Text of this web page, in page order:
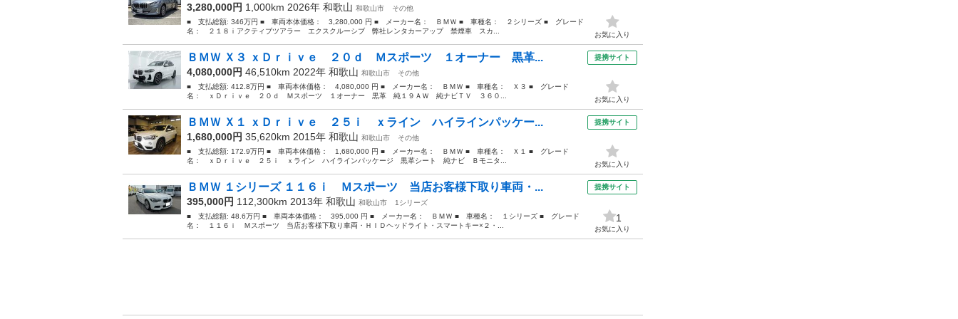
3,280,000円 1,000km 2026年 和歌山 和歌山市
その他
■ 支払総額: 346万円 ■ 車両本体価格： 3,280,000 円 ■ メーカー名： ＢＭＷ ■ 車種名： ２シリーズ ■ グレード
名： ２１８ｉアクティブツアラー エクスクルーシブ 弊社レンタカーアップ 禁煙車 スカ...
お気に入り
ＢＭＷ Ｘ３ ｘＤｒｉｖｅ ２０ｄ Ｍスポーツ １オーナー 黒革...
4,080,000円 46,510km 2022年 和歌山 和歌山市
その他
■ 支払総額: 412.8万円 ■ 車両本体価格： 4,080,000 円 ■ メーカー名： ＢＭＷ ■ 車種名： Ｘ３ ■ グレード
名： ｘＤｒｉｖｅ ２０ｄ Ｍスポーツ １オーナー 黒革 純１９ＡＷ 純ナビＴＶ ３６０...
提携サイト
お気に入り
ＢＭＷ Ｘ１ ｘＤｒｉｖｅ ２５ｉ ｘライン ハイラインパッケー...
1,680,000円 35,620km 2015年 和歌山 和歌山市
その他
■ 支払総額: 172.9万円 ■ 車両本体価格： 1,680,000 円 ■ メーカー名： ＢＭＷ ■ 車種名： Ｘ１ ■ グレード
名： ｘＤｒｉｖｅ ２５ｉ ｘライン ハイラインパッケージ 黒革シート 純ナビ Ｂモニタ...
提携サイト
お気に入り
ＢＭＷ １シリーズ １１６ｉ Ｍスポーツ 当店お客様下取り車両・...
395,000円 112,300km 2013年 和歌山 和歌山市
1シリーズ
■ 支払総額: 48.6万円 ■ 車両本体価格： 395,000 円 ■ メーカー名： ＢＭＷ ■ 車種名： １シリーズ ■ グレード
名： １１６ｉ Ｍスポーツ 当店お客様下取り車両・ＨＩＤヘッドライト・スマートキー×２・...
提携サイト
1
お気に入り